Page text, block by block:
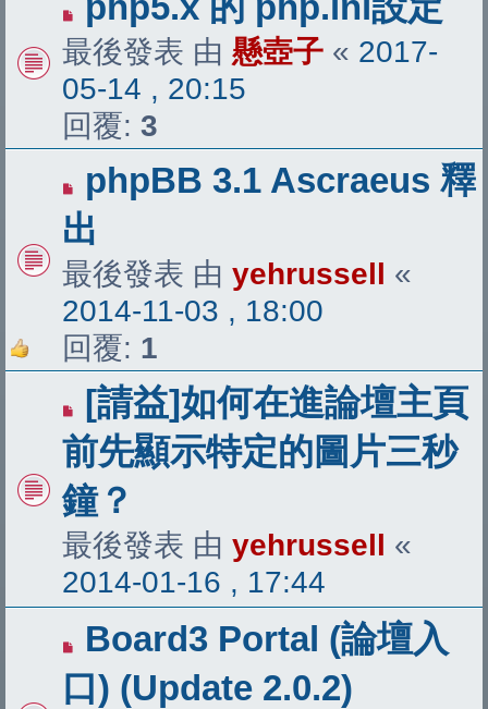
最後發表 由 懸壺子 « 2017-
05-14 , 20:15
回覆: 3
phpBB 3.1 Ascraeus 釋
出
最後發表 由 yehrussell «
2014-11-03 , 18:00
回覆: 1
[請益]如何在進論壇主頁
前先顯示特定的圖片三秒
鐘？
最後發表 由 yehrussell «
2014-01-16 , 17:44
Board3 Portal (論壇入
口) (Update 2.0.2)